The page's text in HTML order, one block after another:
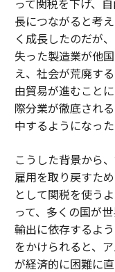
長につながると考
く成長したのだが
失った製造業が他
え、社会が荒廃す
由貿易が進むこと
際分業が徹底され
中するようになった
こうした背景から
雇用を取り戻すた
として関税を使う
って、多くの国が
輸出に依存するよ
をかけられると、
が経済的に困難に